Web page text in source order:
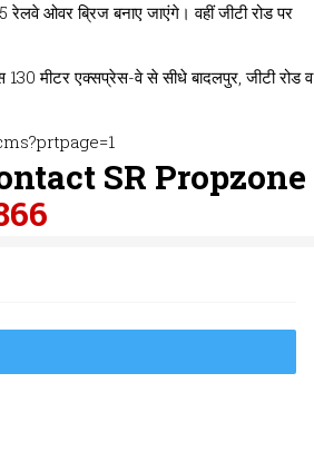
ओवर ब्रिज बनाए जाएंगे। वहीं जीटी रोड पर
मीटर एक्सप्रेस-वे से सीधे बादलपुर, जीटी रोड व
SR Propzone